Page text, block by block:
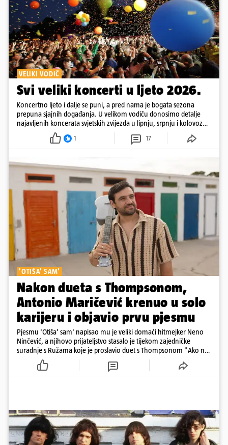
VELIKI VODIČ
Svi veliki koncerti u ljeto 2026.
Koncertno ljeto i dalje se puni, a pred nama je bogata sezona
prepuna sjajnih događanja. U velikom vodiču donosimo detalje
najavljenih koncerata svjetskih zvijezda u lipnju, srpnju i kolovozu
2026. godine.
1 17
'OTIŠA' SAM'
Nakon dueta s Thompsonom,
Antonio Maričević krenuo u solo
karijeru i objavio prvu pjesmu
Pjesmu 'Otiša' sam' napisao mu je veliki domaći hitmejker Neno
Ninčević, a njihovo prijateljstvo stasalo je tijekom zajedničke
suradnje s Ružama koje je proslavio duet s Thompsonom "Ako ne
znaš što je bilo"